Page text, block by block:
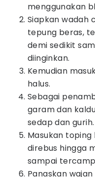
menggunakan
Siapkan wadah
tepung beras,
demi sedikit
diinginkan.
Kemudian
halus.
Sebagai
garam dan
sedap dan gurih.
Masukan toping
direbus hingga
sampai
Panaskan